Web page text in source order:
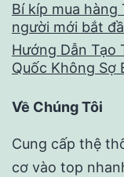
Bí kíp mua hàng
người mới bắt
Hướng Dẫn Tạo
Quốc Không Sợ
Về Chúng Tôi
Cung cấp thệ
cơ vào top